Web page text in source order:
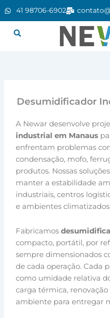
41 98706-6902
Desumidificador
A Newar desenvolve
industrial em Manaus
enfrentam problemas
condensação, mofo,
produtos. Nossas
manter a estabilidade
industriais, centros
e ambientes
Fabricamos
compacto, portátil, por
sempre dimensionados
de cada operação. Cada
como umidade relativa
carga térmica,
ambiente para entregar